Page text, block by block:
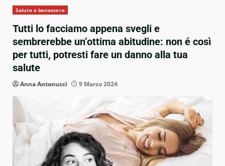
Salute e benessere
Tutti lo facciamo appena svegli e
sembrerebbe un’ottima abitudine: non é così
per tutti, potresti fare un danno alla tua
salute
Anna Antonucci 9 Marzo 2024